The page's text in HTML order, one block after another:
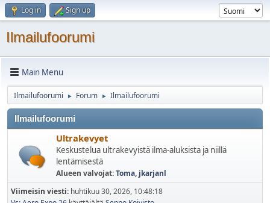
Log in Sign up
Ilmailufoorumi
Main Menu
Ilmailufoorumi ► Forum ► Ilmailufoorumi
Ilmailufoorumi
Ultrakevyet
Keskustelua ultrakevyistä ilma-aluksista ja niillä
lentämisestä
Alueen valvojat:Toma, jkarjanl
Viimeisin viesti: huhtikuu 30, 2026, 10:48:18